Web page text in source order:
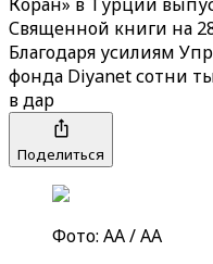
Священной книги на
Благодаря усилиям
фонда Diyanet сотни
в дар
Поделиться
Фото: АА / AA